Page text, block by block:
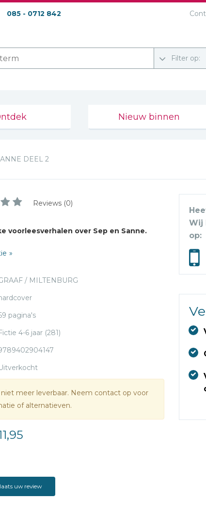
085 - 0712 842
Filter op:
Nieuw binnen
DEEL 2
Reviews (0)
voorleesverhalen over Sep en Sanne.
/ MILTENBURG
pagina's
4-6 jaar (281)
niet meer leverbaar. Neem contact op voor
of alternatieven.
Wij
op:
uw review